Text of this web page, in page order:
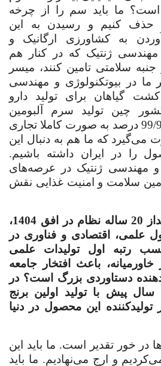
ما باید سم را از چرخه
حذف کنیم و رسیدن به این
به کشاورزی ارگانیک و
مهندسی ژنتیک که در کنار هم
سلامتی تامین کنند، میسر
در بیوتکنولوژی و مهندسی
گیاهان برای تولید دارو
چین تولید سرم آلبومین
انسانی با خلوص 99/9999 درصد به صورت کاملا تجاری
می‌گیرد که ما هم به دنبال این
را در ایران داشته باشیم.
و مهندسی ژنتیک در عرصه‌های
سلامت و امنیت غذایی نقش
‌براساس سند چشم‌انداز 20 ساله نظام در افق 1404،
علمی، اقتصادی و فناوری در
رتبه اول تولیدات علمی
خاورمیانه، باعث افتخار جامعه
دستاوردی بزرگ است؟ در
پیش با تولید اولین برنج
تولیدکننده این محصول در دنیا
در خور تقدیر است. ما باید این
و ارج می‌نهادیم. ما باید